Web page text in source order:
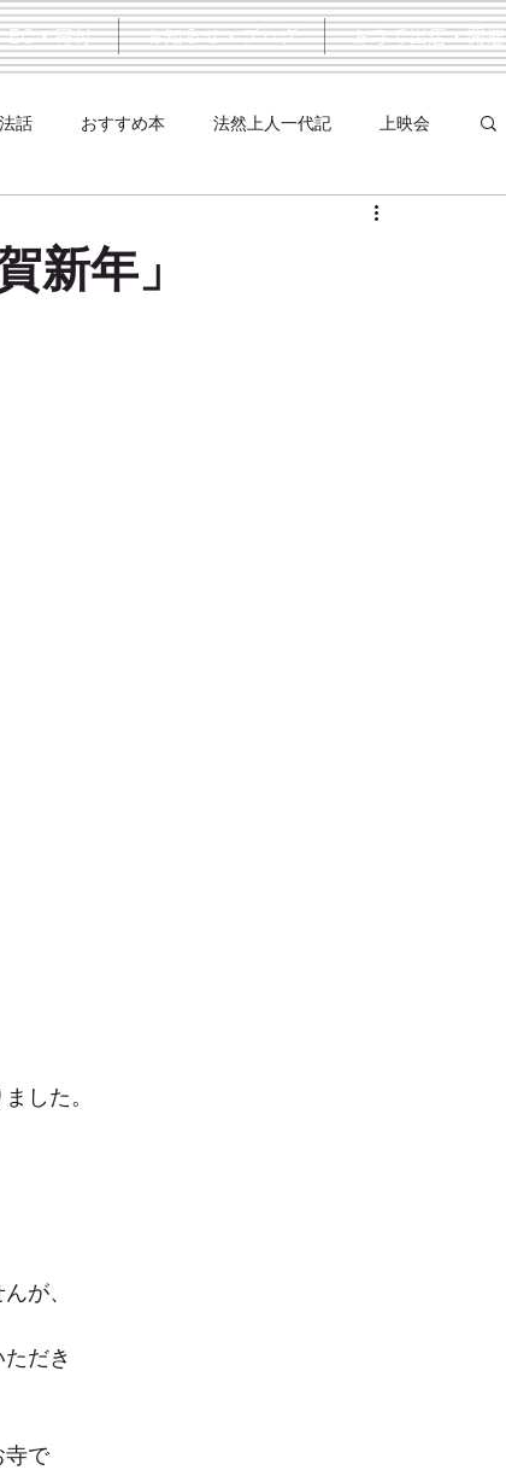
EC・寄付 お知らせ・ブログ お寺で出店・開催
話 おすすめ本 法然上人一代記 上映会
新年」
した。
が、
だき
寺で